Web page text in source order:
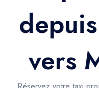
Nos services
Nos services
Trajet Gare SNCF
Trajet Port
Taxis aéroport
Réservation
vers